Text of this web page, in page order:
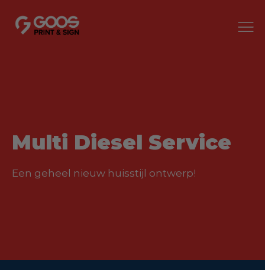
Multi Diesel Service
Een geheel nieuw huisstijl ontwerp!